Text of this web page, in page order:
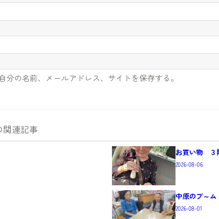
の名前、メールアドレス、サイトを保存する。
関連記事
お買い物 ３
2026-08-06
中原のブ～ム
2026-08-01